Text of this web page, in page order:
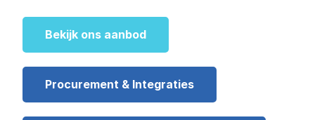
Bekijk ons aanbod
Procurement & Integraties